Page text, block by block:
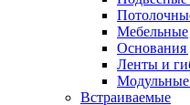
Мебельные
Основания
Ленты и
Встраиваемые